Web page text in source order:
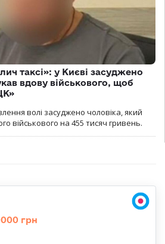
таксі»: у Києві засуджено
вдову військового, щоб
волі засуджено чоловіка, який
військового на 455 тисяч гривень.
грн